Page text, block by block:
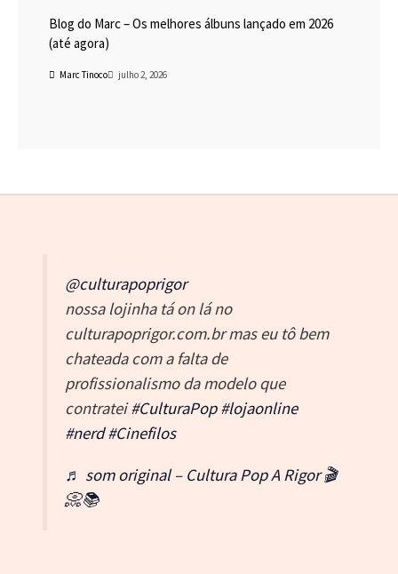
Blog do Marc – Os melhores álbuns lançado em 2026
(até agora)
Marc Tinoco julho 2, 2026
@culturapoprigor
nossa lojinha tá on lá no
culturapoprigor.com.br mas eu tô bem
chateada com a falta de
profissionalismo da modelo que
contratei#CulturaPop #lojaonline
#nerd #Cinefilos
♬ som original – Cultura Pop A Rigor 🎬
📀📚